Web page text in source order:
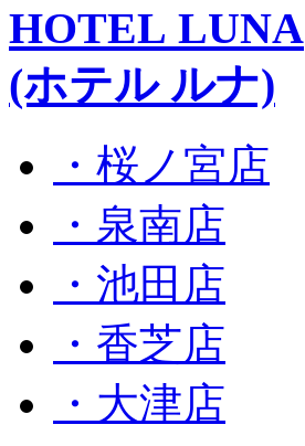
HOTEL LUNA
(ホテル ルナ)
・桜ノ宮店
・泉南店
・池田店
・香芝店
・大津店